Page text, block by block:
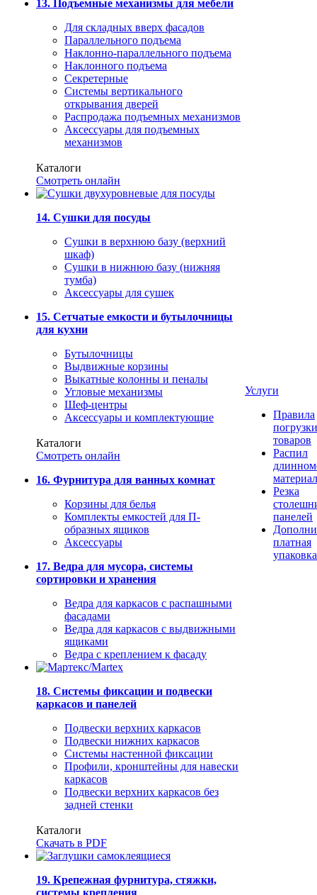
13. Подъемные механизмы для мебели
Для складных вверх фасадов
Параллельного подъема
Наклонно-параллельного подъема
Наклонного подъема
Секретерные
Системы вертикального
открывания дверей
Распродажа подъемных механизмов
Аксессуары для подъемных
механизмов
Каталоги
Смотреть онлайн
14. Сушки для посуды
Сушки в верхнюю базу (верхний
шкаф)
Сушки в нижнюю базу (нижняя
тумба)
Аксессуары для сушек
15. Сетчатые емкости и бутылочницы
для кухни
Бутылочницы
Выдвижные корзины
Выкатные колонны и пеналы
Угловые механизмы
Шеф-центры
Аксессуары и комплектующие
Каталоги
Смотреть онлайн
16. Фурнитура для ванных комнат
Корзины для белья
Комплекты емкостей для П-
образных ящиков
Аксессуары
17. Ведра для мусора, системы
сортировки и хранения
Ведра для каркасов с распашными
фасадами
Ведра для каркасов с выдвижными
ящиками
Ведра с креплением к фасаду
18. Системы фиксации и подвески
каркасов и панелей
Подвески верхних каркасов
Подвески нижних каркасов
Системы настенной фиксации
Профили, кронштейны для навески
каркасов
Подвески верхних каркасов без
задней стенки
Каталоги
Скачать в PDF
19. Крепежная фурнитура, стяжки,
системы крепления
Услуги
Правила
погрузки
товаров
Распил
Резка
панелей
платная
упаковка